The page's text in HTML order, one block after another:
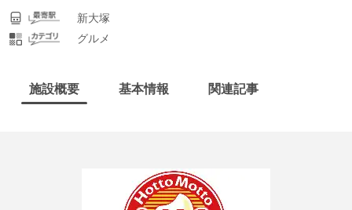
新大塚
グルメ
施設概要 基本情報 関連記事